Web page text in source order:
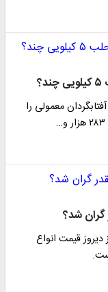
هر بطری روغن ۸۱۰ گرمی آفتابگردان معمولی را
دیروز قیمت انواع